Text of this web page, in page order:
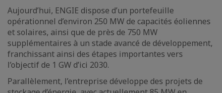
Aujourd’hui, ENGIE dispose d’un portefeuille
opérationnel d’environ 250 MW de capacités éoliennes
et solaires, ainsi que de près de 750 MW
supplémentaires à un stade avancé de développement,
franchissant ainsi des étapes importantes vers
l’objectif de 1 GW d’ici 2030.
Parallèlement, l’entreprise développe des projets de